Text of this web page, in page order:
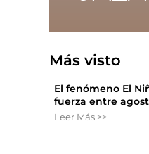
Más visto
El fenómeno El
fuerza entre
Leer Más >>